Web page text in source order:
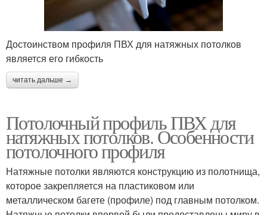
Достоинством профиля ПВХ для натяжных потолков
является его гибкость
читать дальше →
Потолочный профиль ПВХ для
натяжных потолков. Особенности
потолочного профиля
Натяжные потолки являются конструкцию из полотнища,
которое закрепляется на пластиковом или
металлическом багете (профиле) под главным потолком.